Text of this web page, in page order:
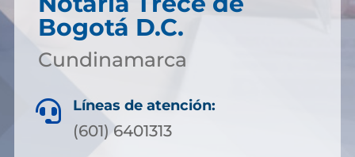
Bogotá D.C.
Cundinamarca
 Líneas de atención:
(601) 6401313